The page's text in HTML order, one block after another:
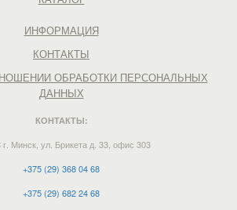
ИНФОРМАЦИЯ
КОНТАКТЫ
ОБРАБОТКИ ПЕРСОНАЛЬНЫХ
ДАННЫХ
КОНТАКТЫ:
г. Минск, ул. Брикета д. 33, офис 303
+375 (29) 368 04 68
+375 (29) 682 24 68